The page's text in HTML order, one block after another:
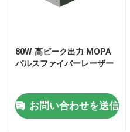
グリーンファイバーレ
CWファイバーレーザー
80W 高ピーク出力 MOPA
パルスファイバーレーザー
お問い合わせを送信